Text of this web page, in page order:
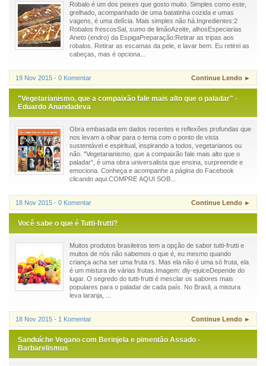
Robalo é um dos peixes que gosto muito. Simples como este,
grelhado, acompanhado de uma batatinha cozida e umas
vagens, é uma delícia. Mais simples não há.Ingredientes:2
Robalos frescosSal, sumo de limãoAzeite, alhosEspeciarias
Aneto (endro) da EspigaPreparação:Retirar as tripas aos
robalos. Retirar as escamas da pele, e lavar bem. Eu retirei as
cabeças, mas é opciona...
19 Nov 2015 - 0 Komentar Continue Lendo ►
"Vegetarianismo, que a compaixão fale mais alto que o paladar" -
Eduardo Anandadeva
Obra embasada em dados recentes e reflexões profundas que
nos levam a olhar para o tema com o ponto de vista
sustentável e espiritual, inspirando a todos, vegetarianos ou
não. "Vegetarianismo, que a compaixão fale mais alto que o
paladar", é uma obra universalista que ensina, surpreende e
emociona. Conheça e acompanhe a página do Facebook
clicando aqui.COMPRE AQUI SOB...
18 Nov 2015 - 0 Komentar Continue Lendo ►
Você sabe o que é Tutti-frutti?
Muitos produtos brasileiros tem a opção de sabor tutti-frutti e
muitos de nós não sabemos o que é, eu mesmo quando
criança acha ser uma fruta rs. Mas ela não é uma só fruta, ela
é um mistura de várias frutas.Imagem: diy-ejuiceDepende do
lugar. O segredo do tutti-frutti é mesclar os sabores mais
populares para o paladar de cada país. No Brasil, a mistura
leva laranja, ...
18 Nov 2015 - 1 Komentar Continue Lendo ►
Sanduíche Vegano com Berinjela e pimentão Assado -
Barbarelismus